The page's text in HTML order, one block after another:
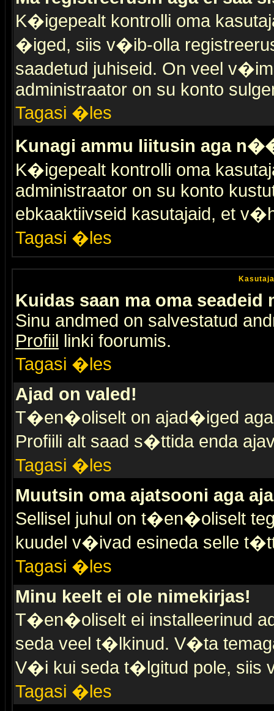
K�igepealt kontrolli oma
�iged, siis v�ib-olla
saadetud juhiseid. On veel
administraator on su konto
Tagasi �les
Kunagi ammu liitusin aga
K�igepealt kontrolli oma
administraator on su konto
ebkaaktiivseid kasutajaid, et
Tagasi �les
Kuidas saan ma oma seadeid
Sinu andmed on salvestatud
Profiil linki foorumis.
Tagasi �les
Ajad on valed!
T�en�oliselt on ajad�iged
Profiili alt saad s�ttida enda
Tagasi �les
Muutsin oma ajatsooni aga
Sellisel juhul on t�en�oliselt
kuudel v�ivad esineda selle
Tagasi �les
Minu keelt ei ole nimekirjas!
T�en�oliselt ei installeerinud
seda veel t�lkinud. V�ta
V�i kui seda t�lgitud pole, siis
Tagasi �les